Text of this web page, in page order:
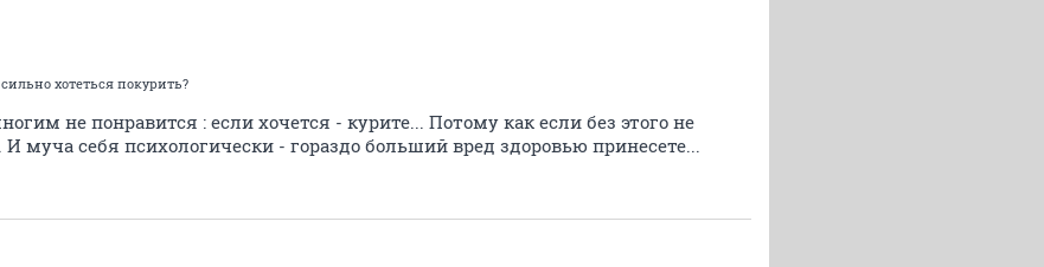
хотеться покурить?
не понравится : если хочется - курите... Потому как если без этого не
муча себя психологически - гораздо больший вред здоровью принесете...